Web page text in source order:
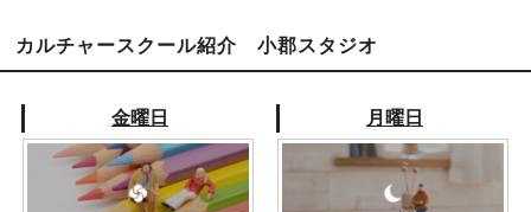
カルチャースクール紹介 小郡スタジオ
金曜日 月曜日